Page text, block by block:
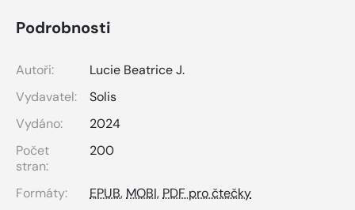
Podrobnosti
Autoři:
Lucie Beatrice J.
Vydavatel:
Solis
Vydáno:
2024
Počet
stran:
200
Formáty: EPUB, MOBI, PDF pro čtečky